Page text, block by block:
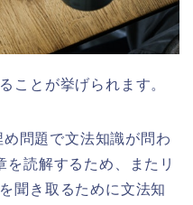
ことが挙げられます。
問題で文法知識が問わ
読解するため、またリ
聞き取るために文法知